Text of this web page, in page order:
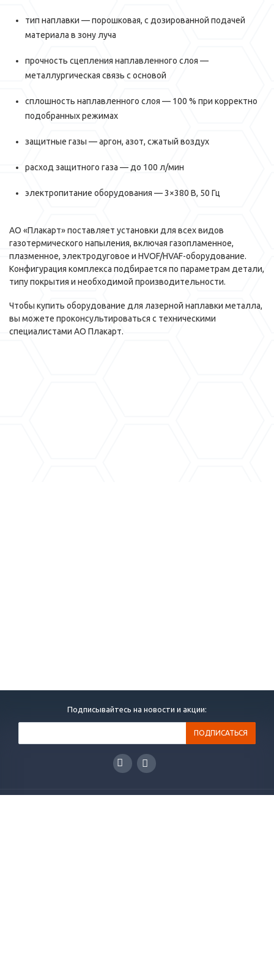
тип наплавки — порошковая, с дозированной подачей
материала в зону луча
прочность сцепления наплавленного слоя —
металлургическая связь с основой
сплошность наплавленного слоя — 100 % при корректно
подобранных режимах
защитные газы — аргон, азот, сжатый воздух
расход защитного газа — до 100 л/мин
электропитание оборудования — 3×380 В, 50 Гц
АО «Плакарт» поставляет установки для всех видов
газотермического напыления, включая газопламенное,
плазменное, электродуговое и HVOF/HVAF-оборудование.
Конфигурация комплекса подбирается по параметрам детали,
типу покрытия и необходимой производительности.
Чтобы купить оборудование для лазерной наплавки металла,
вы можете проконсультироваться с техническими
специалистами АО Плакарт.
Подписывайтесь на новости и акции: